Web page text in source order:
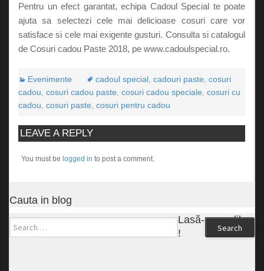
Pentru un efect garantat, echipa Cadoul Special te poate
ajuta sa selectezi cele mai delicioase cosuri care vor
satisface si cele mai exigente gusturi. Consulta si catalogul
de Cosuri cadou Paste 2018, pe www.cadoulspecial.ro.
Evenimente cadoul special cadouri paste cosuri
cadou cosuri cadou paste cosuri cadou speciale cosuri cu
cadou cosuri paste cosuri pentru cadou
LEAVE A REPLY
You must be logged in to post a comment.
Cauta in blog
Search
Lasă-ne un like
!